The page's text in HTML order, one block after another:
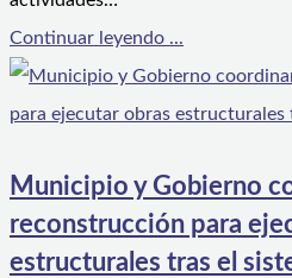
Continuar leyendo ...
Municipio y Gobierno
reconstrucción para
estructurales tras el